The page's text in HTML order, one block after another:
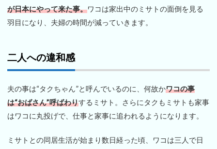
が日本にやって来た事。ワコは家出中のミサトの面倒を見る
羽目になり、夫婦の時間が減っていきます。
二人への違和感
夫の事は“タクちゃん”と呼んでいるのに、何故かワコの事
は“おばさん”呼ばわりするミサト。さらにタクもミサトも家事
はワコに丸投げで、仕事と家事に追われるようになります。
ミサトとの同居生活が始まり数日経った頃、ワコは三人で日